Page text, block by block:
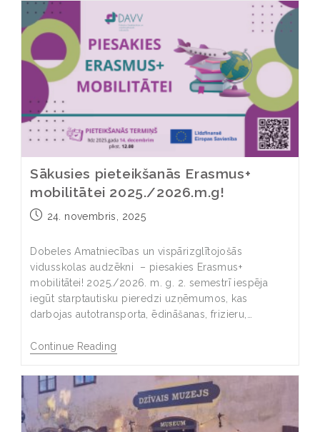
Sākusies pieteikšanās Erasmus+
mobilitātei 2025./2026.m.g!
24. novembris, 2025
Dobeles Amatniecības un vispārizglītojošās
vidusskolas audzēkni – piesakies Erasmus+
mobilitātei! 2025./2026. m. g. 2. semestrī iespēja
iegūt starptautisku pieredzi uzņēmumos, kas
darbojas autotransporta, ēdināšanas, frizieru,…
Continue Reading